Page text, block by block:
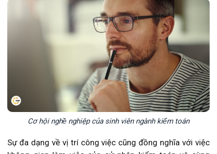
Cơ hội nghề nghiệp của sinh viên ngành kiểm toán
Sự đa dạng về vị trí công việc cũng đồng nghĩa với việc